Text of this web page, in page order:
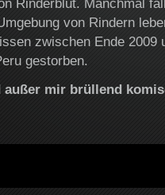
Rinderblut. Manchmal
von Rindern
zwischen Ende 2009
gestorben.
außer mir brüllend